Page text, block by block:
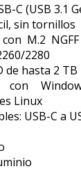
C (USB 3.1
sin tornillos
M.2
2280
de hasta 2 TB
con
Linux
USB-C a